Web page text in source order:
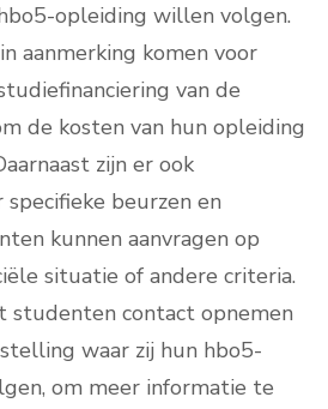
opleiding willen volgen.
aanmerking komen voor
van de
de kosten van hun opleiding
zijn er ook
beurzen en
kunnen aanvragen op
situatie of andere criteria.
studenten contact opnemen
waar zij hun hbo5-
om meer informatie te